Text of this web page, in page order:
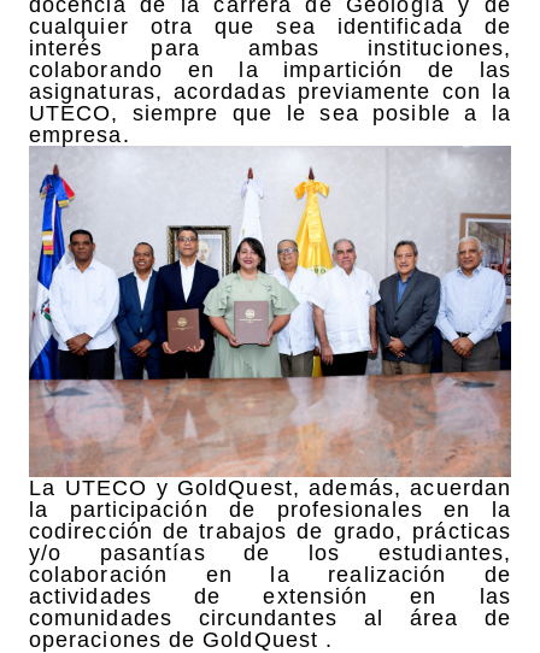
cualquier otra que sea identificada de
interés para ambas instituciones,
colaborando en la impartición de las
asignaturas, acordadas previamente con la
UTECO, siempre que le sea posible a la
empresa.
La UTECO y GoldQuest, además, acuerdan
la participación de profesionales en la
codirección de trabajos de grado, prácticas
y/o pasantías de los estudiantes,
colaboración en la realización de
actividades de extensión en las
comunidades circundantes al área de
operaciones de GoldQuest .